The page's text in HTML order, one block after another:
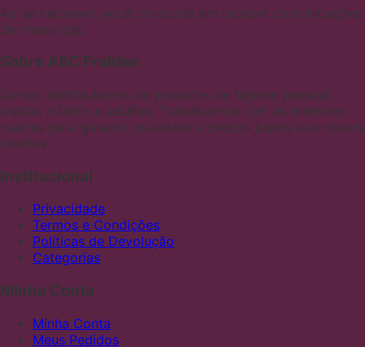
Ao se inscrever, você concorda em receber comunicações
de nossa loja.
Sobre ABC Fraldas
Somos distribuidores de produtos de higiene pessoal,
fraldas infantis e adultas. Trabalhamos com as melhores
marcas para garantir qualidade e preços justos aos nossos
clientes
Institucional
Privacidade
Termos e Condições
Políticas de Devolução
Categorias
Minha Conta
Minha Conta
Meus Pedidos